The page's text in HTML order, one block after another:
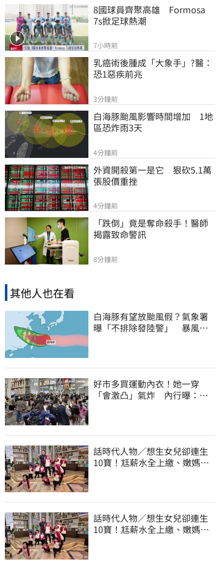
8國球員齊聚高雄　Formosa
7s掀足球熱潮
7小時前
乳癌術後腫成「大象手」?醫：
恐1惡疾前兆
3分鐘前
白海豚颱風影響時間增加　1地
區恐炸雨3天
4分鐘前
外資開殺第一是它　狠砍5.1萬
張股價重挫
4分鐘前
「跌倒」竟是奪命殺手！醫師
揭露致命警訊
8分鐘前
其他人也在看
白海豚有望放颱風假？氣象署
曝「不排除發陸警」 暴風圈
好市多買運動內衣！她一穿
「會激凸」氣炸 內行曝：其
話時代人物／想生女兒卻連生
10寶！尪薪水全上繳、嫩媽吐
話時代人物／想生女兒卻連生
10寶！尪薪水全上繳、嫩媽吐